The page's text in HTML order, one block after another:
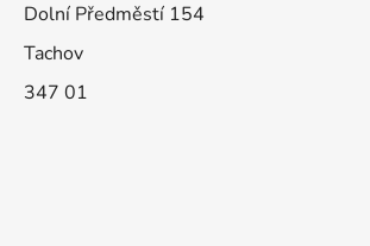
Dolní Předměstí 154
Tachov
347 01